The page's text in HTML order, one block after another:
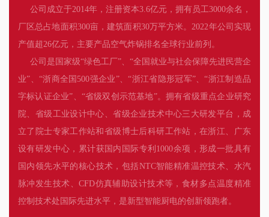
公司成立于2014年，注册资本3.6亿元，拥有员工3000余名，
厂区总占地面积300亩，建筑面积30万平方米。2022年公司实现
产值超26亿元，主要产品空气炸锅排名全球行业前列。
公司是国家级“绿色工厂”、“全国就业与社会保障先进民营企
业”、“浙商全国500强企业”、“浙江省隐形冠军”、“浙江制造品
字标认证企业”、“省级双创示范基地”。拥有省级重点企业研究
院、省级工业设计中心、省级企业技术中心三大研发平台，成
立了院士专家工作站和省级博士后科研工作站，在浙江、广东
设有研发中心，累计获国内国际专利1000余项，形成一批具有
国内领先水平的核心技术，包括NTC智能精准温控技术、水汽
脉冲发生技术、CFD仿真辅助设计技术等，食材多点温度精准
控制技术处国际先进水平，是新型智能厨电的创新领跑者。